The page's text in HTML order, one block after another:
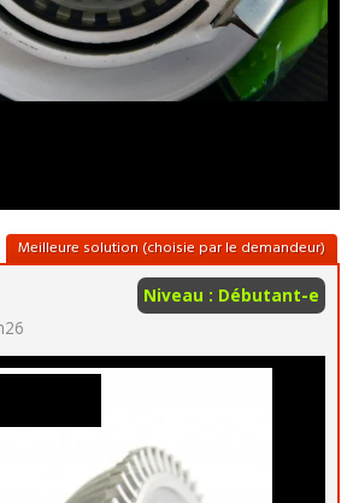
Meilleure solution (choisie par le demandeur)
Niveau : Débutant-e